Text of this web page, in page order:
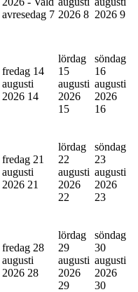
avresedag 7 2026 8 2026 9
fredag 14
augusti
2026 14
lördag
15
augusti
2026
15
söndag
16
augusti
2026
16
fredag 21
augusti
2026 21
lördag
22
augusti
2026
22
söndag
23
augusti
2026
23
fredag 28
augusti
2026 28
lördag
29
augusti
2026
29
söndag
30
augusti
2026
30